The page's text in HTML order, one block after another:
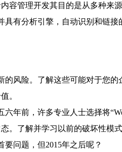
容管理开发其目的是从多种来
具有分析引擎，自动识别和链
的风险。了解这些可能对于您
。
年前，许多专业人士选择将
。了解并学习以前的破坏性模
问题，但2015年之后呢？